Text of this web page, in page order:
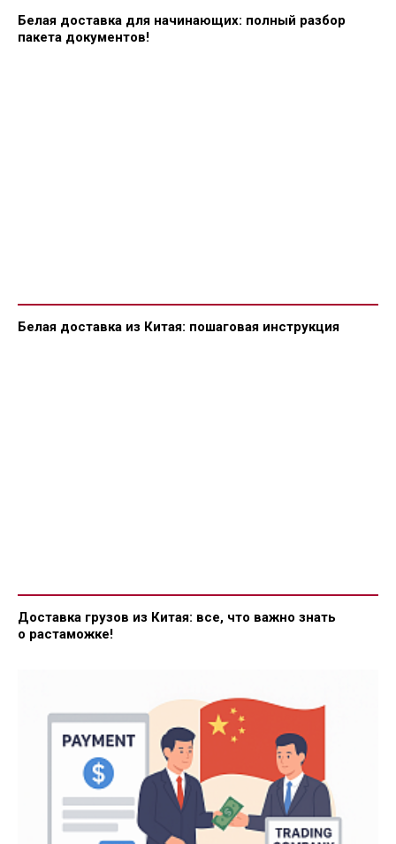
Белая доставка для начинающих: полный разбор
пакета документов!
Белая доставка из Китая: пошаговая инструкция
Доставка грузов из Китая: все, что важно знать
о растаможке!